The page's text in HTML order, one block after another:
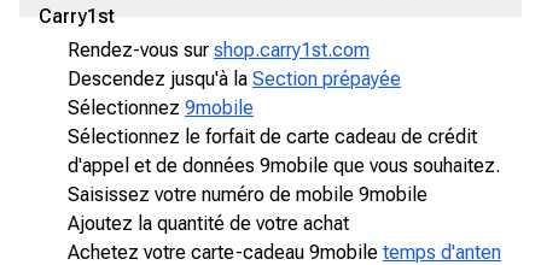
Carry1st
Rendez-vous sur shop.carry1st.com
Descendez jusqu'à la Section prépayée
Sélectionnez 9mobile
Sélectionnez le forfait de carte cadeau de crédit
d'appel et de données 9mobile que vous souhaitez.
Saisissez votre numéro de mobile 9mobile
Ajoutez la quantité de votre achat
Achetez votre carte-cadeau 9mobile temps d'anten